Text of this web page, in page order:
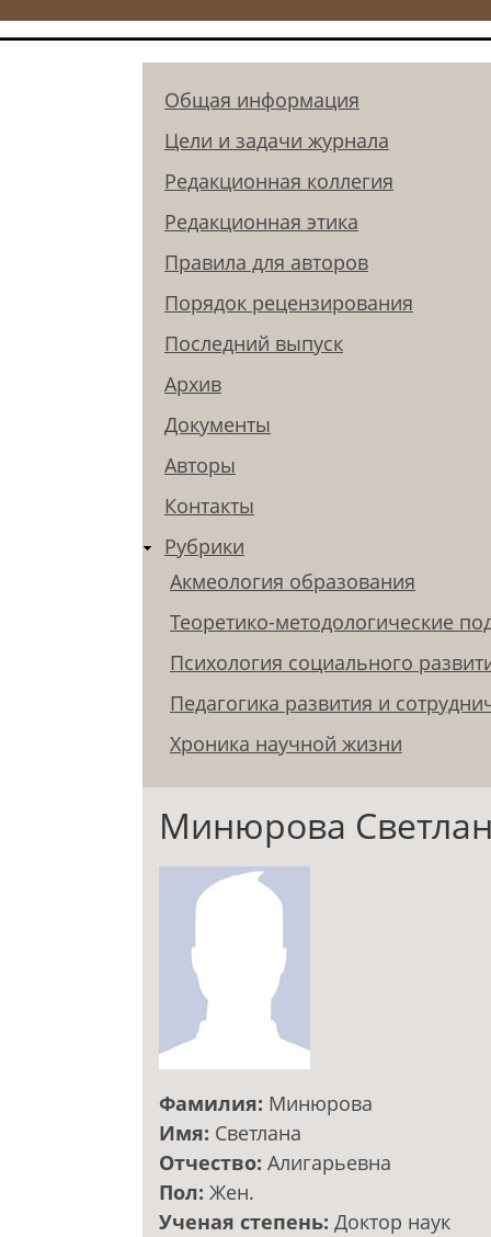
Общая информация
Цели и задачи журнала
Редакционная коллегия
Редакционная этика
Правила для авторов
Порядок рецензирования
Последний выпуск
Архив
Документы
Авторы
Контакты
Рубрики
Акмеология образования
Теоретико-методологические
Психология социального
Педагогика развития и
Хроника научной жизни
Минюрова
Фамилия: Минюрова
Имя: Светлана
Отчество: Алигарьевна
Пол: Жен.
Ученая степень: Доктор наук